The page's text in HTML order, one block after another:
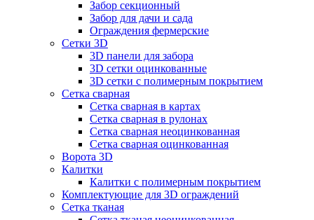
Забор секционный
Забор для дачи и сада
Ограждения фермерские
Сетки 3D
3D панели для забора
3D сетки оцинкованные
3D сетки с полимерным покрытием
Сетка сварная
Сетка сварная в картах
Сетка сварная в рулонах
Сетка сварная неоцинкованная
Сетка сварная оцинкованная
Ворота 3D
Калитки
Калитки с полимерным покрытием
Комплектующие для 3D ограждений
Сетка тканая